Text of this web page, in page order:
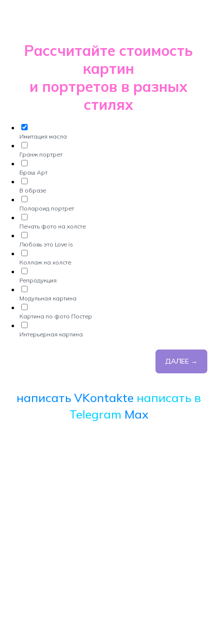
Рассчитайте стоимость
картин
и портретов в разных
стилях
Имитация масла
Гранж портрет
Браш Арт
В образе
Полароид портрет
Печать фото на холсте
Любовь это Love is
Коллаж на холсте
Репродукция
Модульная картина
Картина по фото Постер
Интерьерная картина
ДАЛЕЕ →
написать VKontakte написать в
Telegram Max